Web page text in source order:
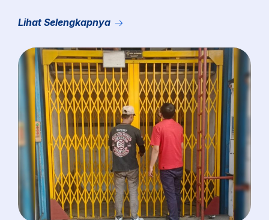
Lihat Selengkapnya